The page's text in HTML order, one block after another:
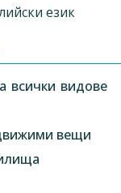
език
всички видове
вещи